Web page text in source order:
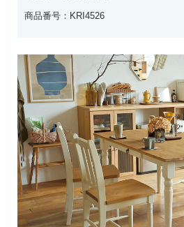
商品番号：KRI4526